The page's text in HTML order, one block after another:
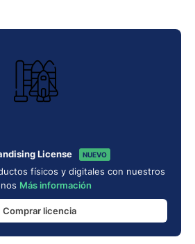
License NUEVO
físicos y digitales con nuestros
Más información
Comprar licencia